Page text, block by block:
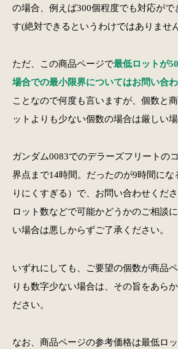
の場合、例えば300個程度でも対応がで
す(絶対できるというわけではありません
ただ、この商品ページで最低ロットが
場合での最小限界についてはお問い合
ことなので何度も言いますが、個数と
ットよりも少ない個数の場合は厳しい場
ガンダム0083でのデラーズフリートの
界点まで14時間。だったのが9時間にな
りにくすぎる）で、お問い合わせくだ
ロット数などで可能かどうかのご相談
い場合は悪しからずご了承ください。
いずれにしても、ご要望の個数が商品
りも数字少ない場合は、その旨をあら
ださい。
なお、商品ページの参考価格は最低ロ